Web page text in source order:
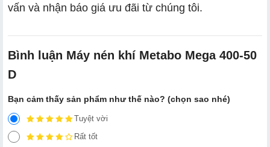
vấn và nhận báo giá ưu đãi từ chúng tôi.
Bình luận Máy nén khí Metabo Mega 400-50
D
Bạn cảm thấy sản phẩm như thế nào? (chọn sao nhé)
Tuyệt vời
Rất tốt